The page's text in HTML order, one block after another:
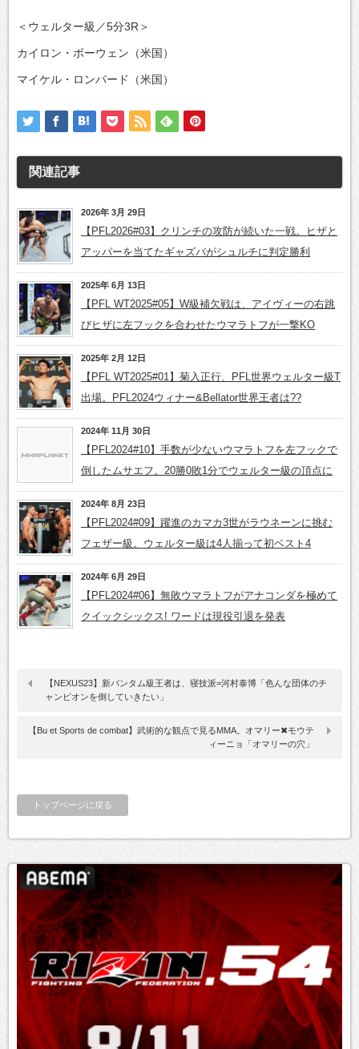
＜ウェルター級／5分3R＞
カイロン・ボーウェン（米国）
マイケル・ロンバード（米国）
関連記事
2026年 3月 29日
【PFL2026#03】クリンチの攻防が続いた一戦。ヒザと
アッパーを当てたギャズバがシュルチに判定勝利
2025年 6月 13日
【PFL WT2025#05】W級補欠戦は、アイヴィーの右跳
びヒザに左フックを合わせたウマラトフが一撃KO
2025年 2月 12日
【PFL WT2025#01】菊入正行、PFL世界ウェルター級T
出場。PFL2024ウィナー&Bellator世界王者は??
2024年 11月 30日
【PFL2024#10】手数が少ないウマラトフを左フックで
倒したムサエフ。20勝0敗1分でウェルター級の頂点に
2024年 8月 23日
【PFL2024#09】躍進のカマカ3世がラウネーンに挑む
フェザー級。ウェルター級は4人揃って初ベスト4
2024年 6月 29日
【PFL2024#06】無敗ウマラトフがアナコンダを極めて
クイックシックス! ワードは現役引退を発表
【NEXUS23】新バンタム級王者は、寝技派=河村泰博「色んな団体のチ
ャンピオンを倒していきたい」
【Bu et Sports de combat】武術的な観点で見るMMA。オマリー✖モウテ
ィーニョ「オマリーの穴」
トップページに戻る